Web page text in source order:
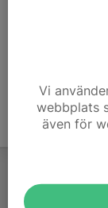
Vi
webbplats
även för